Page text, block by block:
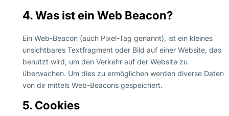
4. Was ist ein Web Beacon?
Ein Web-Beacon (auch Pixel-Tag genannt), ist ein kleines
unsichtbares Textfragment oder Bild auf einer Website, das
benutzt wird, um den Verkehr auf der Website zu
überwachen. Um dies zu ermöglichen werden diverse Daten
von dir mittels Web-Beacons gespeichert.
5. Cookies